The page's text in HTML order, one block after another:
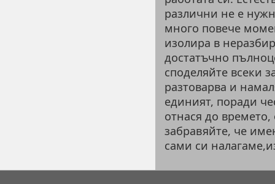
различни не е
много повече
изолира в
достатъчно
споделяйте всеки
разтоварва и
единият, поради
отнася до времето,
забравяйте, че
сами си